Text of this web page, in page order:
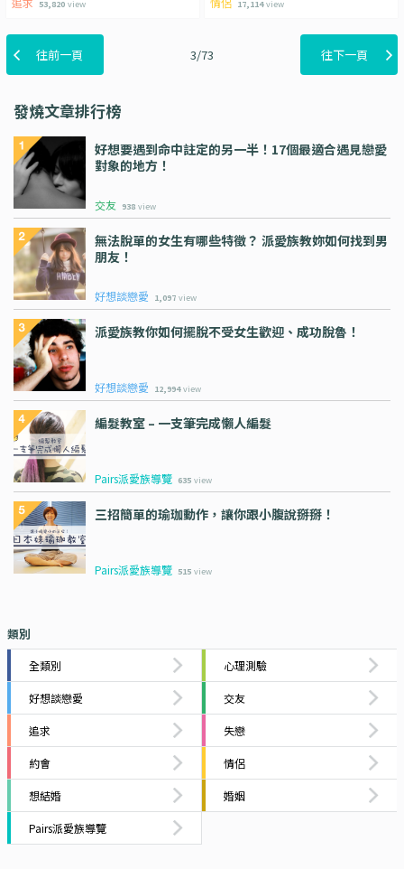
53,820 view 17,114 view
3/73
往前一頁 往下一頁
發燒文章排行榜
好想要遇到命中註定的另一半！17個最適合遇見戀愛
對象的地方！
交友 938 view
無法脫單的女生有哪些特徵？ 派愛族教妳如何找到男
朋友！
好想談戀愛 1,097 view
派愛族教你如何擺脫不受女生歡迎、成功脫魯！
好想談戀愛 12,994 view
編髮教室 – 一支筆完成懶人編髮
Pairs派愛族導覽 635 view
三招簡單的瑜珈動作，讓你跟小腹說掰掰！
Pairs派愛族導覽 515 view
類別
全類別 心理測驗
好想談戀愛 交友
追求 失戀
約會 情侶
想結婚 婚姻
Pairs派愛族導覽